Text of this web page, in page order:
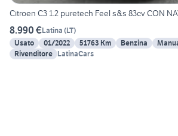
Citroen C3 1.2 puretech Feel s&s 83cv CON
8.990 €Latina (LT)
Usato
01/2022 51763 Km Benzina
Rivenditore LatinaCars